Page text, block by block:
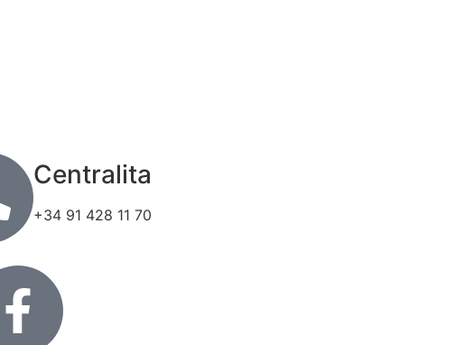
Centralita
+34 91 428 11 70